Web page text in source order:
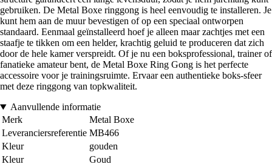
gebruiken. De Metal Boxe ringgong is heel eenvoudig te installeren. Je
kunt hem aan de muur bevestigen of op een speciaal ontworpen
standaard. Eenmaal geïnstalleerd hoef je alleen maar zachtjes met een
staafje te tikken om een helder, krachtig geluid te produceren dat zich
door de hele kamer verspreidt. Of je nu een boksprofessional, trainer of
fanatieke amateur bent, de Metal Boxe Ring Gong is het perfecte
accessoire voor je trainingsruimte. Ervaar een authentieke boks-sfeer
met deze ringgong van topkwaliteit.
Aanvullende informatie
Merk
Metal Boxe
Leveranciersreferentie MB466
Kleur
gouden
Kleur
Goud